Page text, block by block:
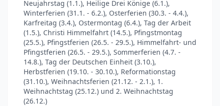
Neujahrstag (1.1.), Heilige Drei Könige (6.1.),
Winterferien (31.1. - 6.2.), Osterferien (30.3. - 4.4.),
Karfreitag (3.4.), Ostermontag (6.4.), Tag der Arbeit
(1.5.), Christi Himmelfahrt (14.5.), Pfingstmontag
(25.5.), Pfingstferien (26.5. - 29.5.), Himmelfahrt- und
Pfingstferien (26.5. - 29.5.), Sommerferien (4.7. -
14.8.), Tag der Deutschen Einheit (3.10.),
Herbstferien (19.10. - 30.10.), Reformationstag
(31.10.), Weihnachtsferien (21.12. - 2.1.), 1.
Weihnachtstag (25.12.) und 2. Weihnachtstag
(26.12.)